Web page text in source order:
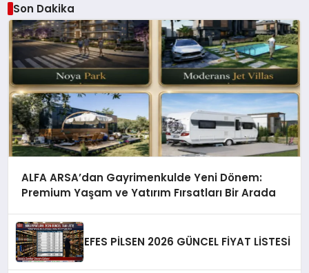
Son Dakika
ALFA ARSA’dan Gayrimenkulde Yeni Dönem:
Premium Yaşam ve Yatırım Fırsatları Bir Arada
EFES PİLSEN 2026 GÜNCEL FİYAT LİSTESİ